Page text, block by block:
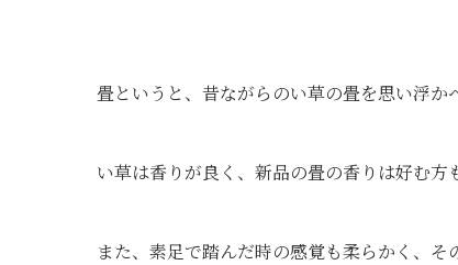
畳というと、昔ながらのい草の畳を思い浮か
い草は香りが良く、新品の畳の香りは好む方
また、素足で踏んだ時の感覚も柔らかく、そ